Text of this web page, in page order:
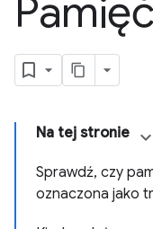
Na tej stronie
Sprawdź, czy
oznaczona jako